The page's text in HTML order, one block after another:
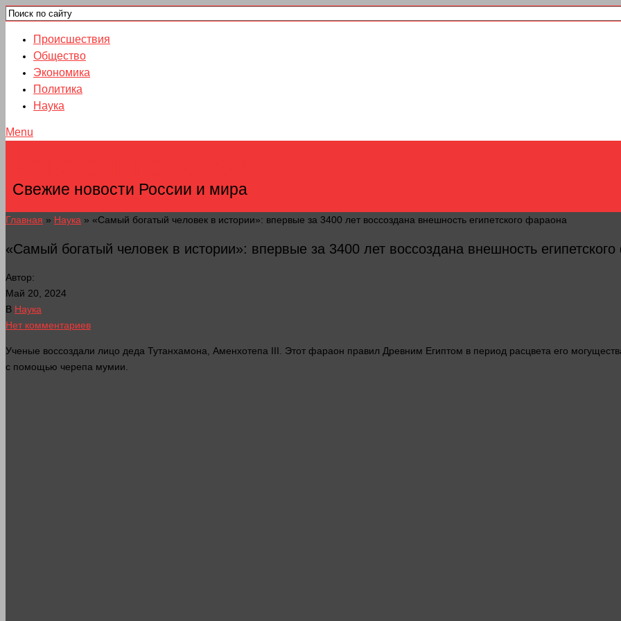
Происшествия
Общество
Экономика
Политика
Наука
Menu
Свежие новости России и мира
Главная » Наука » «Самый богатый человек в истории»: впервые за 3400 лет воссоздана внешность египетского фараона
«Самый богатый человек в истории»: впервые за 3400 лет воссоздана внешность
Автор:
Май 20, 2024
В Наука
Нет комментариев
Ученые воссоздали лицо деда Тутанхамона, Аменхотепа III. Этот фараон правил Древним Египтом в период расцвета его
с помощью черепа мумии.